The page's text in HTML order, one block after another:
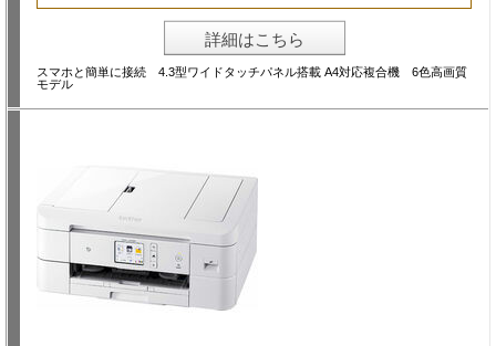
詳細はこちら
スマホと簡単に接続 4.3型ワイドタッチパネル搭載 A4対応複合機 6色高画質
モデル